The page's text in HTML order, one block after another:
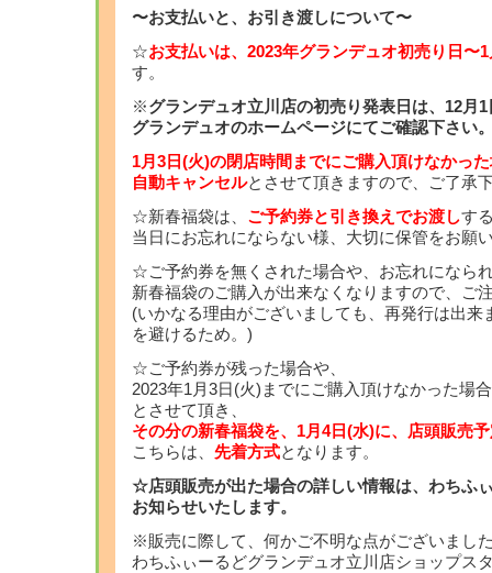
〜お支払いと、お引き渡しについて〜
☆お支払いは、2023年グランデュオ初売り日〜
す。
※グランデュオ立川店の初売り発表日は、12月
グランデュオのホームページにてご確認下さい
1月3日(火)の閉店時間までにご購入頂けなかっ
自動キャンセルとさせて頂きますので、ご了承
☆新春福袋は、 ご予約券と引き換えでお渡しす
当日にお忘れにならない様、大切に保管をお願
☆ご予約券を無くされた場合や、お忘れになら
新春福袋のご購入が出来なくなりますので、ご
(いかなる理由がございましても、再発行は出来
を避けるため。)
☆ご予約券が残った場合や、
2023年1月3日(火)までにご購入頂けなかった場
とさせて頂き、
その分の新春福袋を、1月4日(水)に、店頭販売
こちらは、 先着方式となります。
☆店頭販売が出た場合の詳しい情報は、わちふ
お知らせいたします。
※販売に際して、何かご不明な点がございまし
わちふぃーるどグランデュオ立川店ショップス